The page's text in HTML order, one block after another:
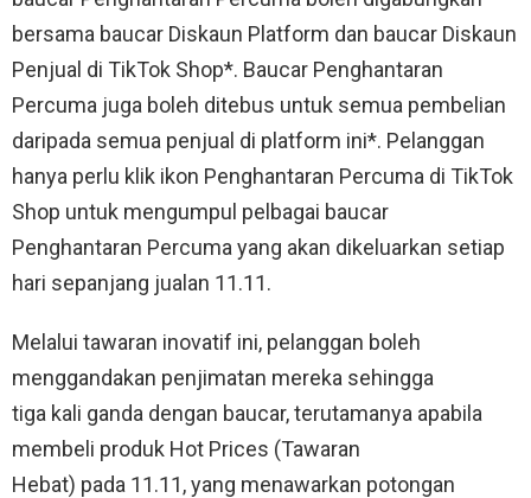
bersama baucar Diskaun Platform dan baucar Diskaun
Penjual di TikTok Shop*. Baucar Penghantaran
Percuma juga boleh ditebus untuk semua pembelian
daripada semua penjual di platform ini*. Pelanggan
hanya perlu klik ikon Penghantaran Percuma di TikTok
Shop untuk mengumpul pelbagai baucar
Penghantaran Percuma yang akan dikeluarkan setiap
hari sepanjang jualan 11.11.
Melalui tawaran inovatif ini, pelanggan boleh
menggandakan penjimatan mereka sehingga
tiga kali ganda dengan baucar, terutamanya apabila
membeli produk Hot Prices (Tawaran
Hebat) pada 11.11, yang menawarkan potongan